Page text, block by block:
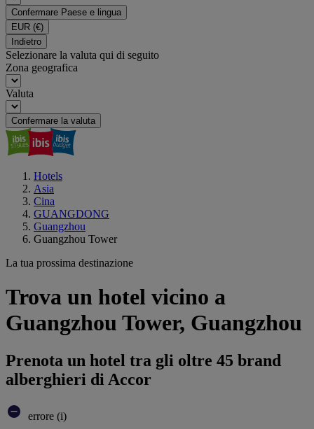
Confermare Paese e lingua
EUR (€)
Indietro
Selezionare la valuta qui di seguito
Zona geografica
Valuta
Confermare la valuta
Hotels
Asia
Cina
GUANGDONG
Guangzhou
Guangzhou Tower
La tua prossima destinazione
Trova un hotel vicino a
Guangzhou Tower, Guangzhou
Prenota un hotel tra gli oltre 45 brand
alberghieri di Accor
errore (i)